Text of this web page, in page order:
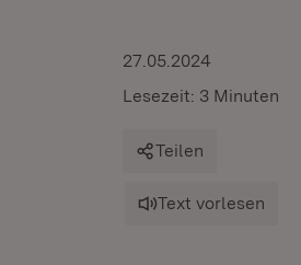
27.05.2024
Lesezeit: 3 Minuten
Teilen
Text vorlesen